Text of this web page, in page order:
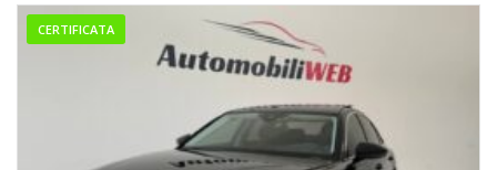
CERTIFICATA